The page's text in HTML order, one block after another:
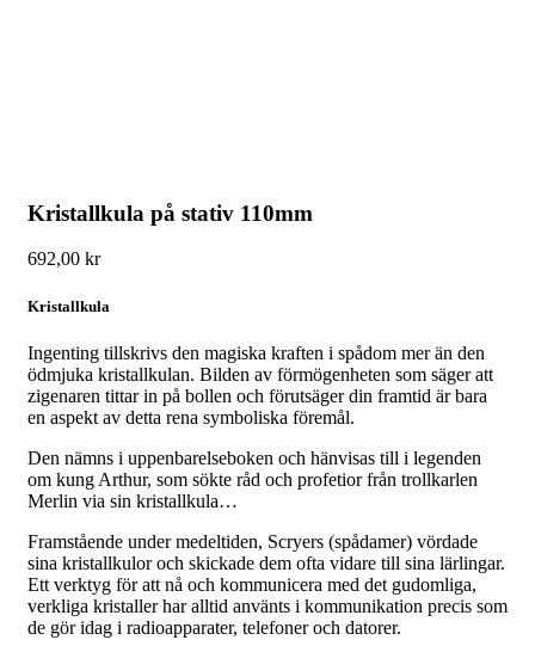
Kristallkula på stativ 110mm
692,00 kr
Kristallkula
Ingenting tillskrivs den magiska kraften i spådom mer än den
ödmjuka kristallkulan. Bilden av förmögenheten som säger att
zigenaren tittar in på bollen och förutsäger din framtid är bara
en aspekt av detta rena symboliska föremål.
Den nämns i uppenbarelseboken och hänvisas till i legenden
om kung Arthur, som sökte råd och profetior från trollkarlen
Merlin via sin kristallkula…
Framstående under medeltiden, Scryers (spådamer) vördade
sina kristallkulor och skickade dem ofta vidare till sina lärlingar.
Ett verktyg för att nå och kommunicera med det gudomliga,
verkliga kristaller har alltid använts i kommunikation precis som
de gör idag i radioapparater, telefoner och datorer.